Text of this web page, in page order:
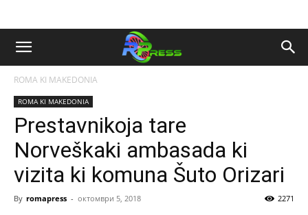
ROMA KI MAKEDONIA
ROMA KI MAKEDONIA
Prestavnikoja tare
Norveškaki ambasada ki
vizita ki komuna Šuto Orizari
By romapress - октомври 5, 2018 2271